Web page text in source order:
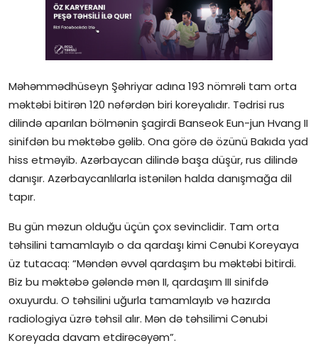
Reportaj
Pedaqogika
Regionlar
Qəzetin PDF arxivi
İctimai şura
Dünya
Məhəmmədhüseyn Şəhriyar adına 193 nömrəli tam orta
məktəbi bitirən 120 nəfərdən biri koreyalıdır. Tədrisi rus
dilində aparılan bölmənin şagirdi Banseok Eun-jun Hvang II
sinifdən bu məktəbə gəlib. Ona görə də özünü Bakıda yad
hiss etməyib. Azərbaycan dilində başa düşür, rus dilində
danışır. Azərbaycanlılarla istənilən halda danışmağa dil
tapır.
Bu gün məzun olduğu üçün çox sevinclidir. Tam orta
təhsilini tamamlayıb o da qardaşı kimi Cənubi Koreyaya
üz tutacaq: “Məndən əvvəl qardaşım bu məktəbi bitirdi.
Biz bu məktəbə gələndə mən II, qardaşım III sinifdə
oxuyurdu. O təhsilini uğurla tamamlayıb və hazırda
radiologiya üzrə təhsil alır. Mən də təhsilimi Cənubi
Koreyada davam etdirəcəyəm”.